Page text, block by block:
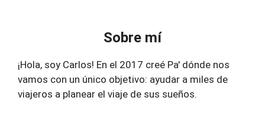
Sobre mí
¡Hola, soy Carlos! En el 2017 creé Pa' dónde nos
vamos con un único objetivo: ayudar a miles de
viajeros a planear el viaje de sus sueños.